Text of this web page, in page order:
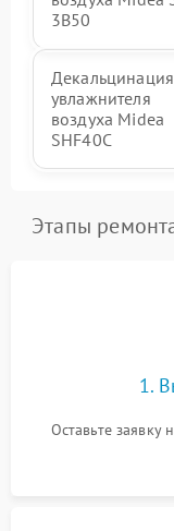
3B50
Декальцинация
увлажнителя
воздуха Midea
SHF40C
Этапы
1.
Оставьте заявку